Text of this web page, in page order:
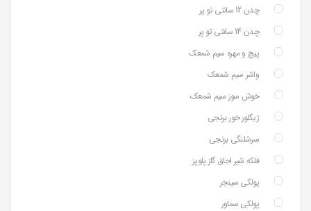
چدن 12 سانتی تو پر
چدن 14 سانتی تو پر
پیچ و مهره سیم شمعک
واشر سیم شمعک
خوش سوز سیم شمعک
ژیگلور خور برنجی
سرشلنگی برنجی
فلکه شیر اجاق گاز پلوپز
پولکی سینجر
پولکی سماور